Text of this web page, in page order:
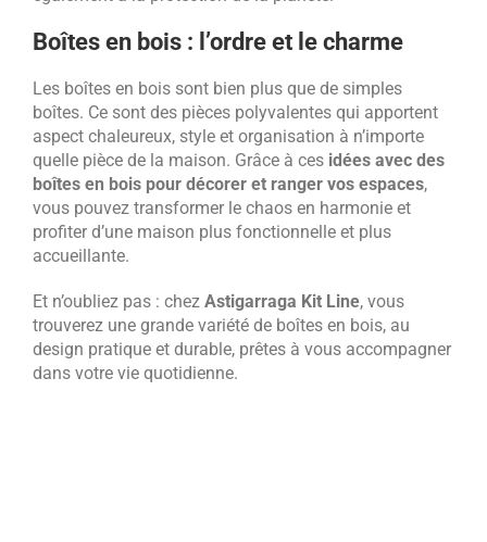
Boîtes en bois : l’ordre et le charme
Les boîtes en bois sont bien plus que de simples
boîtes. Ce sont des pièces polyvalentes qui apportent
aspect chaleureux, style et organisation à n’importe
quelle pièce de la maison. Grâce à ces idées avec des
boîtes en bois pour décorer et ranger vos espaces,
vous pouvez transformer le chaos en harmonie et
profiter d’une maison plus fonctionnelle et plus
accueillante.
Et n’oubliez pas : chez Astigarraga Kit Line, vous
trouverez une grande variété de boîtes en bois, au
design pratique et durable, prêtes à vous accompagner
dans votre vie quotidienne.